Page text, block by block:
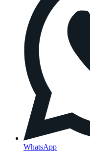
WhatsApp